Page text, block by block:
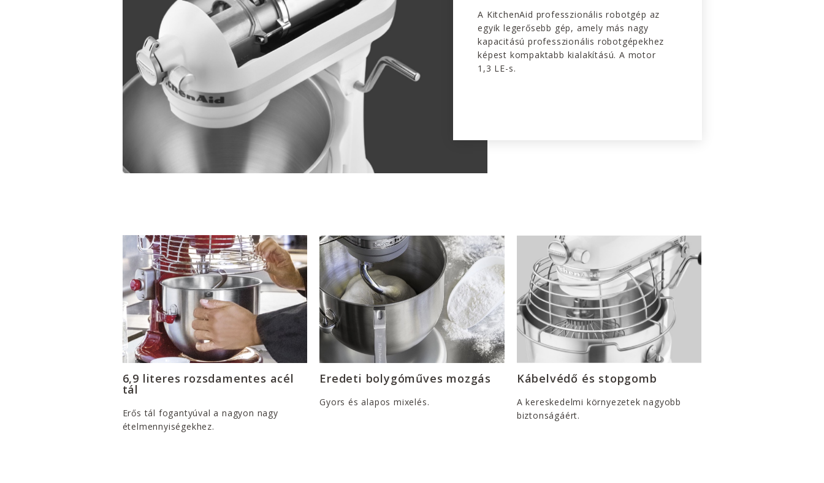
A KitchenAid professzionális robotgép az
egyik legerősebb gép, amely más nagy
kapacitású professzionális robotgépekhez
képest kompaktabb kialakítású. A motor
1,3 LE-s.
6,9 literes rozsdamentes acél
tál
Erős tál fogantyúval a nagyon nagy
ételmennyiségekhez.
Eredeti bolygóműves mozgás
Gyors és alapos mixelés.
Kábelvédő és stopgomb
A kereskedelmi környezetek nagyobb
biztonságáért.